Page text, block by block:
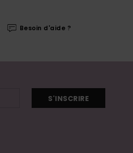
Besoin d'aide ?
S'INSCRIRE